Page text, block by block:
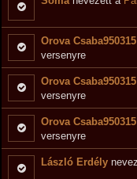
Orova Csaba950315
versenyre
Orova Csaba950315
versenyre
Orova Csaba950315
versenyre
László Erdély